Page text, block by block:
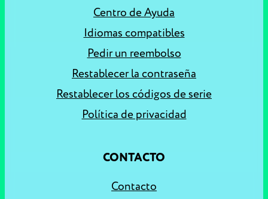
Centro de Ayuda
Idiomas compatibles
Pedir un reembolso
Restablecer la contraseña
Restablecer los códigos de serie
Política de privacidad
CONTACTO
Contacto